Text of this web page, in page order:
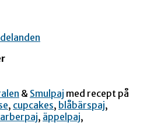
& Smulpaj med recept på
, cupcakes, blåbärspaj,
, äppelpaj,